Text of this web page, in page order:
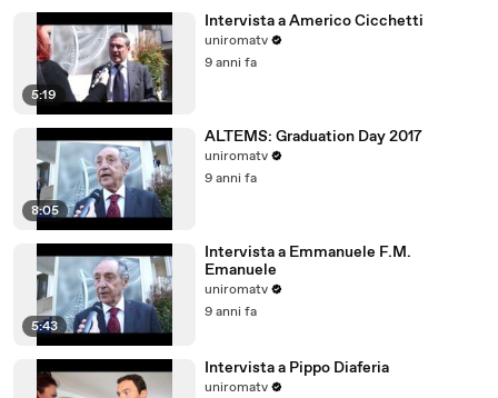
5:19
Intervista a Americo Cicchetti
uniromatv
9 anni fa
8:05
ALTEMS: Graduation Day 2017
uniromatv
9 anni fa
5:43
Intervista a Emmanuele F.M.
Emanuele
uniromatv
9 anni fa
Intervista a Pippo Diaferia
uniromatv